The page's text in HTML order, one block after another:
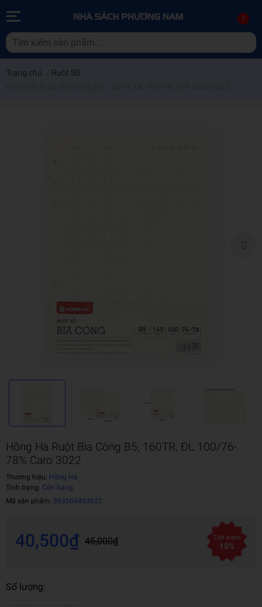
0
Trang chủ Ruột Sổ
Hồng Hà Ruột Bìa Còng B5, 160TR, ĐL 100/76-
78% Caro 3022
Thương hiệu: Hồng Hà
Tình trạng: Còn hàng
Mã sản phẩm: 893504453022
40,500₫ 45,000₫ Tiết kiệm
10%
Số lượng: